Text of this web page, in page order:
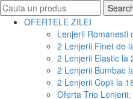
Search
for:
OFERTELE ZILEI
Lenjerii Romanesti
2 Lenjerii Finet de
2 Lenjerii Elastic la
2 Lenjerii Bumbac
2 Lenjerii Copii la
Oferta Trio